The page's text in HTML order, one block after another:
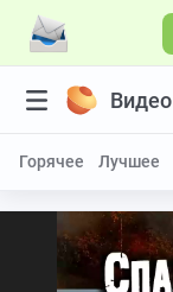
Видео
Горячее Лучшее